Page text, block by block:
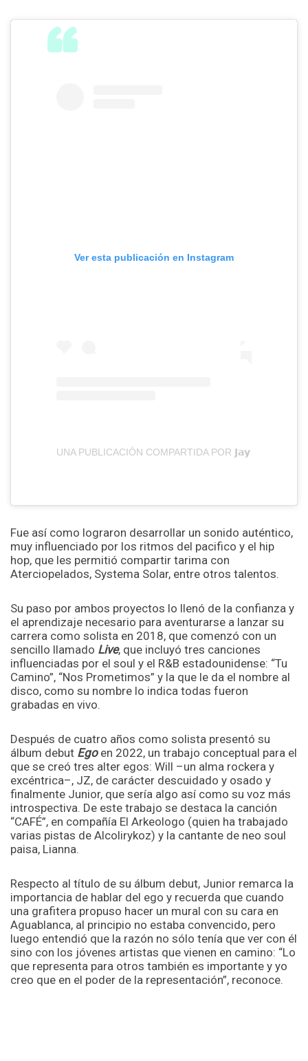
Ver esta publicación en Instagram
UNA PUBLICACIÓN COMPARTIDA POR 𝗝𝗮𝘆
Fue así como lograron desarrollar un sonido auténtico,
muy influenciado por los ritmos del pacifico y el hip
hop, que les permitió compartir tarima con
Aterciopelados, Systema Solar, entre otros talentos.
Su paso por ambos proyectos lo llenó de la confianza y
el aprendizaje necesario para aventurarse a lanzar su
carrera como solista en 2018, que comenzó con un
sencillo llamado Live, que incluyó tres canciones
influenciadas por el soul y el R&B estadounidense: “Tu
Camino”, “Nos Prometimos” y la que le da el nombre al
disco, como su nombre lo indica todas fueron
grabadas en vivo.
Después de cuatro años como solista presentó su
álbum debut Ego en 2022, un trabajo conceptual para el
que se creó tres alter egos: Will –un alma rockera y
excéntrica–, JZ, de carácter descuidado y osado y
finalmente Junior, que sería algo así como su voz más
introspectiva. De este trabajo se destaca la canción
“CAFÉ”, en compañía El Arkeologo (quien ha trabajado
varias pistas de Alcolirykoz) y la cantante de neo soul
paisa, Lianna.
Respecto al título de su álbum debut, Junior remarca la
importancia de hablar del ego y recuerda que cuando
una grafitera propuso hacer un mural con su cara en
Aguablanca, al principio no estaba convencido, pero
luego entendió que la razón no sólo tenía que ver con él
sino con los jóvenes artistas que vienen en camino: “Lo
que representa para otros también es importante y yo
creo que en el poder de la representación”, reconoce.